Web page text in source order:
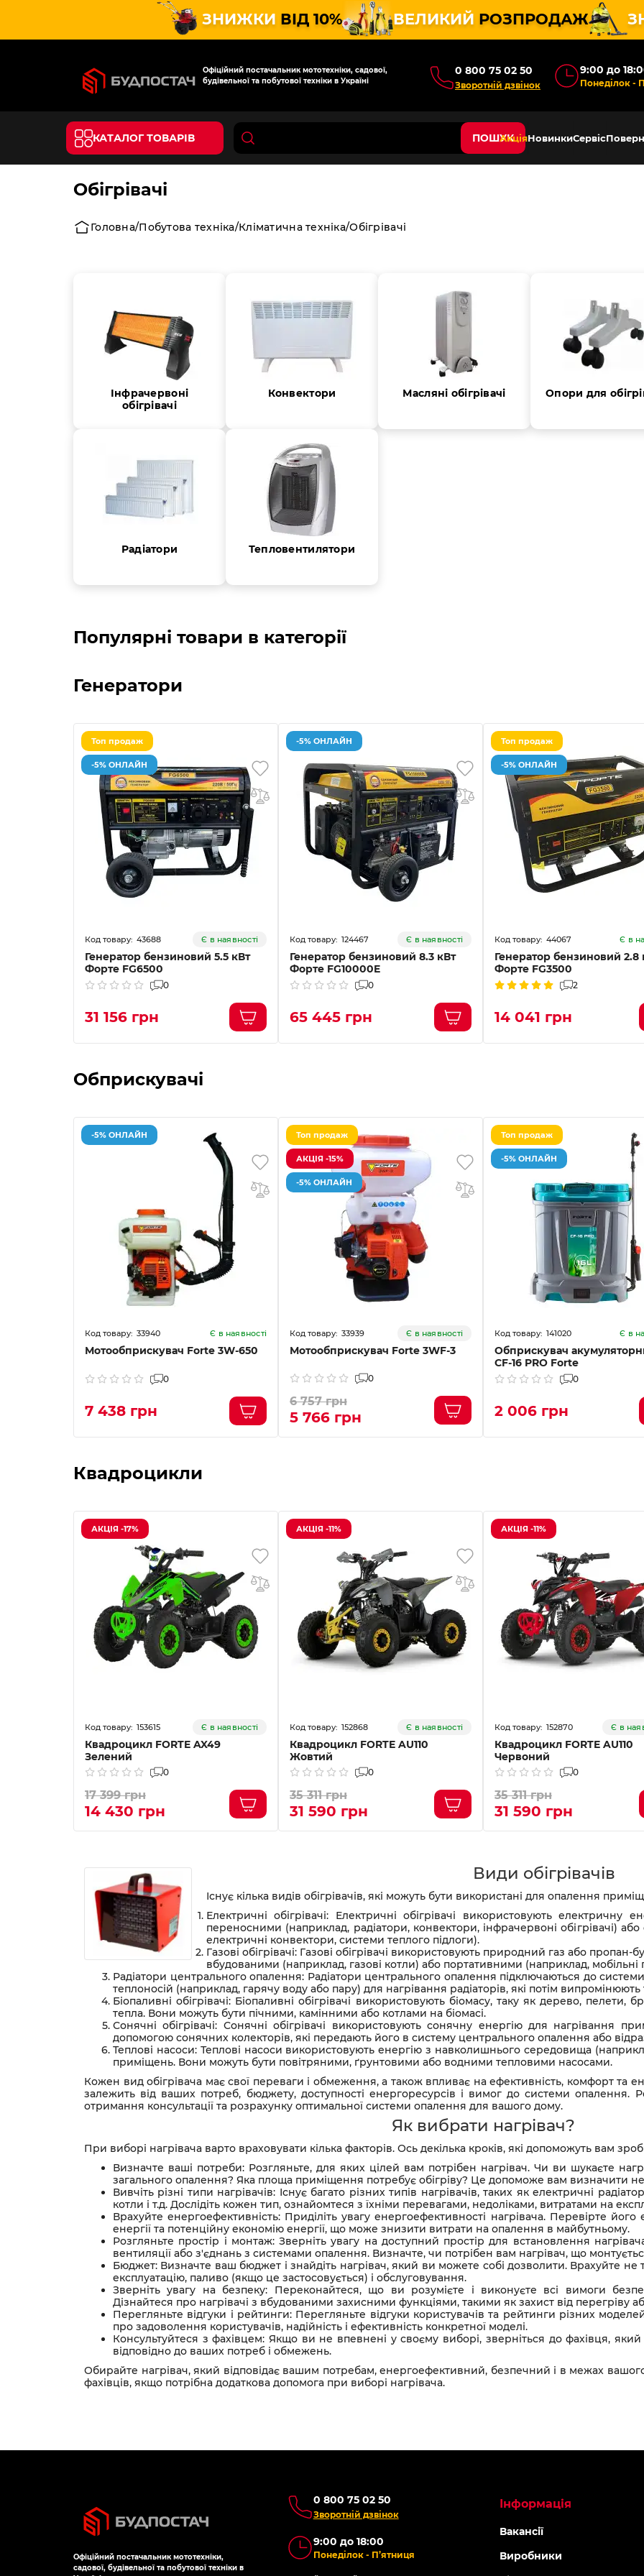
ЗНИЖКИ ВІД 10% ВЕЛИКИЙ РОЗПРОДАЖ
Офіційний постачальник мототехніки, садової,
будівельної та побутової техніки в Україні
0 800 75 02 50
Зворотній дзвінок
9:00 до
Понеділок -
КАТАЛОГ ТОВАРІВ ПОШУКАкціяНовинкиСервіс
Обігрівачі
Головна Побутова техніка Кліматична техніка Обігрівачі
Інфрачервоні
обігрівачі
Конвектори Масляні обігрівачі Опори для
Радіатори Тепловентилятори
Популярні товари в категорії
Генератори
Топ продаж
-5% ОНЛАЙН
43688 Є в наявності
Генератор бензиновий 5.5 кВт
Форте FG6500
0
31 156 грн
-5% ОНЛАЙН
124467 Є в наявності
Генератор бензиновий 8.3 кВт
Форте FG10000E
0
65 445 грн
Топ продаж
-5% ОНЛАЙН
44067 Є в
Генератор бензиновий 2.8
Форте FG3500
2
14 041 грн
Обприскувачі
-5% ОНЛАЙН
33940 Є в наявності
Мотообприскувач Forte 3W-650
0
7 438 грн
Топ продаж
АКЦІЯ -15%
-5% ОНЛАЙН
33939 Є в наявності
Мотообприскувач Forte 3WF-3
0
6 757 грн
5 766 грн
Топ продаж
-5% ОНЛАЙН
141020 Є в
Обприскувач
CF-16 PRO Forte
0
2 006 грн
Квадроцикли
АКЦІЯ -17%
153615 Є в наявності
Квадроцикл FORTE AX49
Зелений
0
17 399 грн
14 430 грн
АКЦІЯ -11%
152868 Є в наявності
Квадроцикл FORTE AU110
Жовтий
0
35 311 грн
31 590 грн
АКЦІЯ -11%
152870 Є в
Квадроцикл FORTE AU110
Червоний
0
35 311 грн
31 590 грн
Види обігрівачів
Існує кілька видів обігрівачів, які можуть бути використані для опалення
Електричні обігрівачі: Електричні обігрівачі використовують
переносними (наприклад, радіатори, конвектори, інфрачервоні обігрівачі)
електричні конвектори, системи теплого підлоги).
Газові обігрівачі: Газові обігрівачі використовують природний газ або
вбудованими (наприклад, газові котли) або портативними (наприклад, мобільні
Радіатори центрального опалення: Радіатори центрального опалення підключаються до
теплоносій (наприклад, гарячу воду або пару) для нагрівання радіаторів, які потім
Біопаливні обігрівачі: Біопаливні обігрівачі використовують біомасу, таку як дерево,
тепла. Вони можуть бути пічними, камінними або котлами на біомасі.
Сонячні обігрівачі: Сонячні обігрівачі використовують сонячну енергію для нагрівання
допомогою сонячних колекторів, які передають його в систему центрального опалення або
Теплові насоси: Теплові насоси використовують енергію з навколишнього середовища
приміщень. Вони можуть бути повітряними, ґрунтовими або водними тепловими насосами.
Кожен вид обігрівача має свої переваги і обмеження, а також впливає на ефективність, комфорт та
залежить від ваших потреб, бюджету, доступності енергоресурсів і вимог до системи опалення.
отримання консультації та розрахунку оптимальної системи опалення для вашого дому.
Як вибрати нагрівач?
При виборі нагрівача варто враховувати кілька факторів. Ось декілька кроків, які допоможуть вам
Визначте ваші потреби: Розгляньте, для яких цілей вам потрібен нагрівач. Чи ви шукаєте
загального опалення? Яка площа приміщення потребує обігріву? Це допоможе вам визначити
Вивчіть різні типи нагрівачів: Існує багато різних типів нагрівачів, таких як електричні
котли і т.д. Дослідіть кожен тип, ознайомтеся з їхніми перевагами, недоліками, витратами на
Врахуйте енергоефективність: Приділіть увагу енергоефективності нагрівача. Перевірте
енергії та потенційну економію енергії, що може знизити витрати на опалення в майбутньому.
Розгляньте простір і монтаж: Зверніть увагу на доступний простір для встановлення
вентиляції або з'єднань з системами опалення. Визначте, чи потрібен вам нагрівач, що
Бюджет: Визначте ваш бюджет і знайдіть нагрівач, який ви можете собі дозволити. Врахуйте не
експлуатацію, паливо (якщо це застосовується) і обслуговування.
Зверніть увагу на безпеку: Переконайтеся, що ви розумієте і виконуєте всі вимоги
Дізнайтеся про нагрівачі з вбудованими захисними функціями, такими як захист від перегріву
Перегляньте відгуки і рейтинги: Перегляньте відгуки користувачів та рейтинги різних
про задоволення користувачів, надійність і ефективність конкретної моделі.
Консультуйтеся з фахівцем: Якщо ви не впевнені у своєму виборі, зверніться до фахівця,
відповідно до ваших потреб і обмежень.
Обирайте нагрівач, який відповідає вашим потребам, енергоефективний, безпечний і в межах
фахівців, якщо потрібна додаткова допомога при виборі нагрівача.
Офіційний постачальник мототехніки,
садової, будівельної та побутової техніки в
0 800 75 02 50
Зворотній дзвінок
9:00 до 18:00
Понеділок - П’ятниця
Інформація
Вакансії
Виробники